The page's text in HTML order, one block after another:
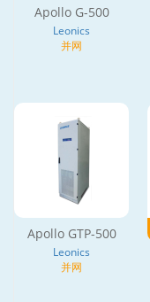
Apollo G-500
Leonics
并网
Apollo GTP-500
Leonics
并网